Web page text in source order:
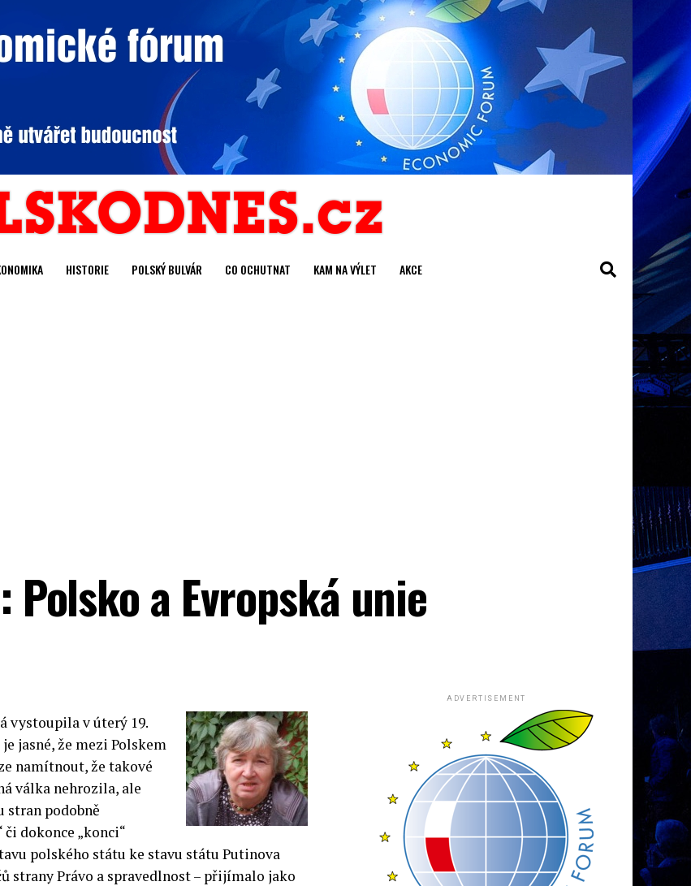
HISTORIE POLSKÝ BULVÁR CO OCHUTNAT KAM NA VÝLET AKCE
a Evropská unie
vystoupila v úterý 19.
jasné, že mezi Polskem
namítnout, že takové
válka nehrozila, ale
podobně
či dokonce „konci“
polského státu ke stavu státu Putinova
strany Právo a spravedlnost – přijímalo jako
ADVERTISEMENT